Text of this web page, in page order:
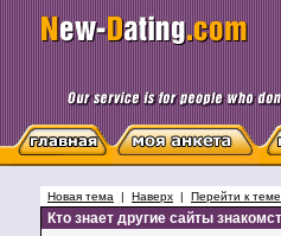
Новая тема | Наверх | Перейти к теме
Кто знает другие сайты